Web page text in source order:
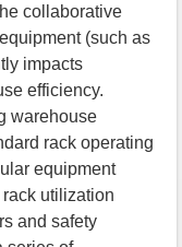
collaborative
(such as
impacts
efficiency.
warehouse
rack operating
equipment
utilization
and safety